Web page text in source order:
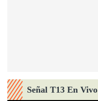
Señal T13 En Vivo